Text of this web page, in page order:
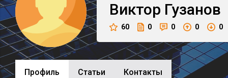
Виктор Гузанов
60 0 0 0 0
Профиль Cтатьи Контакты